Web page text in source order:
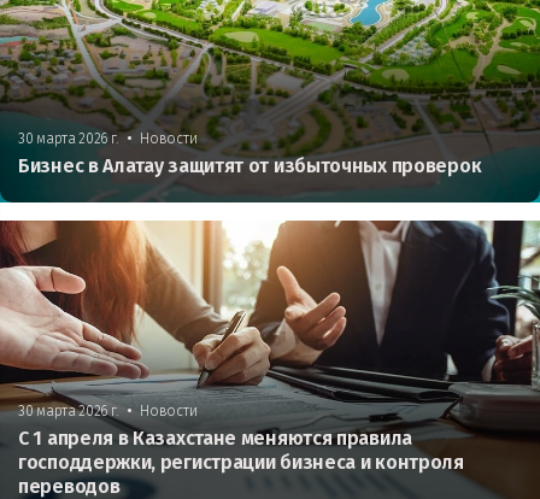
30 марта 2026 г. • Новости
Бизнес в Алатау защитят от избыточных проверок
30 марта 2026 г. • Новости
С 1 апреля в Казахстане меняются правила
господдержки, регистрации бизнеса и контроля
переводов